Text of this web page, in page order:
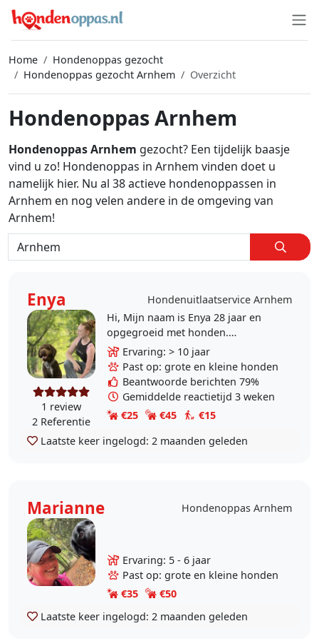
Home
Hondenoppas gezocht
Hondenoppas gezocht Arnhem
Overzicht
Hondenoppas Arnhem
Hondenoppas Arnhem gezocht? Een tijdelijk baasje
vind u zo! Hondenoppas in Arnhem vinden doet u
namelijk hier. Nu al 38 actieve hondenoppassen in
Arnhem en nog velen andere in de omgeving van
Arnhem!
Enya Hondenuitlaatservice Arnhem
1 review
2 Referentie
Hi, Mijn naam is Enya 28 jaar en
opgegroeid met honden.
Daarnaast heb ik ook al veel
opgepast op veel verschillende
honden. In de weekende ben ik..
Ervaring: > 10 jaar
Past op: grote en kleine honden
Beantwoorde berichten 79%
Gemiddelde reactietijd 3 weken
€25
€45
€15
Laatste keer ingelogd: 2 maanden geleden
Marianne Hondenoppas Arnhem
Ervaring: 5 - 6 jaar
Past op: grote en kleine honden
€35
€50
Laatste keer ingelogd: 2 maanden geleden